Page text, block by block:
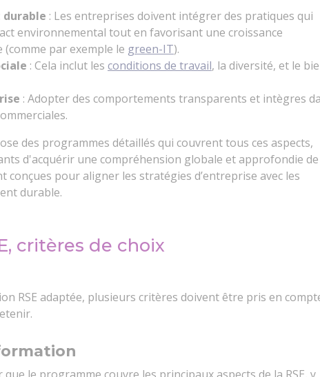
durable : Les entreprises doivent intégrer des pratiques qui
environnemental tout en favorisant une croissance
par exemple le green-IT).
: Cela inclut les conditions de travail, la diversité, et le
: Adopter des comportements transparents et intègres
des programmes détaillés qui couvrent tous ces aspects,
d'acquérir une compréhension globale et approfondie de
conçues pour aligner les stratégies d’entreprise avec les
durable.
critères de choix
RSE adaptée, plusieurs critères doivent être pris en